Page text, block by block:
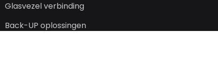
Glasvezel verbinding
Back-UP oplossingen